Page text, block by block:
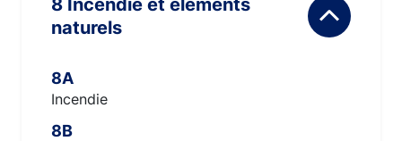
8 Incendie et éléments
naturels
8A
Incendie
8B